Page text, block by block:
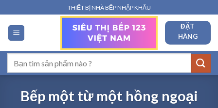
qua
nội
dung
THIẾT BỊ NHÀ BẾP NHẬP KHẨU
ĐẶT
HÀNG
kiếm:
Bếp một từ một hồng ngoại